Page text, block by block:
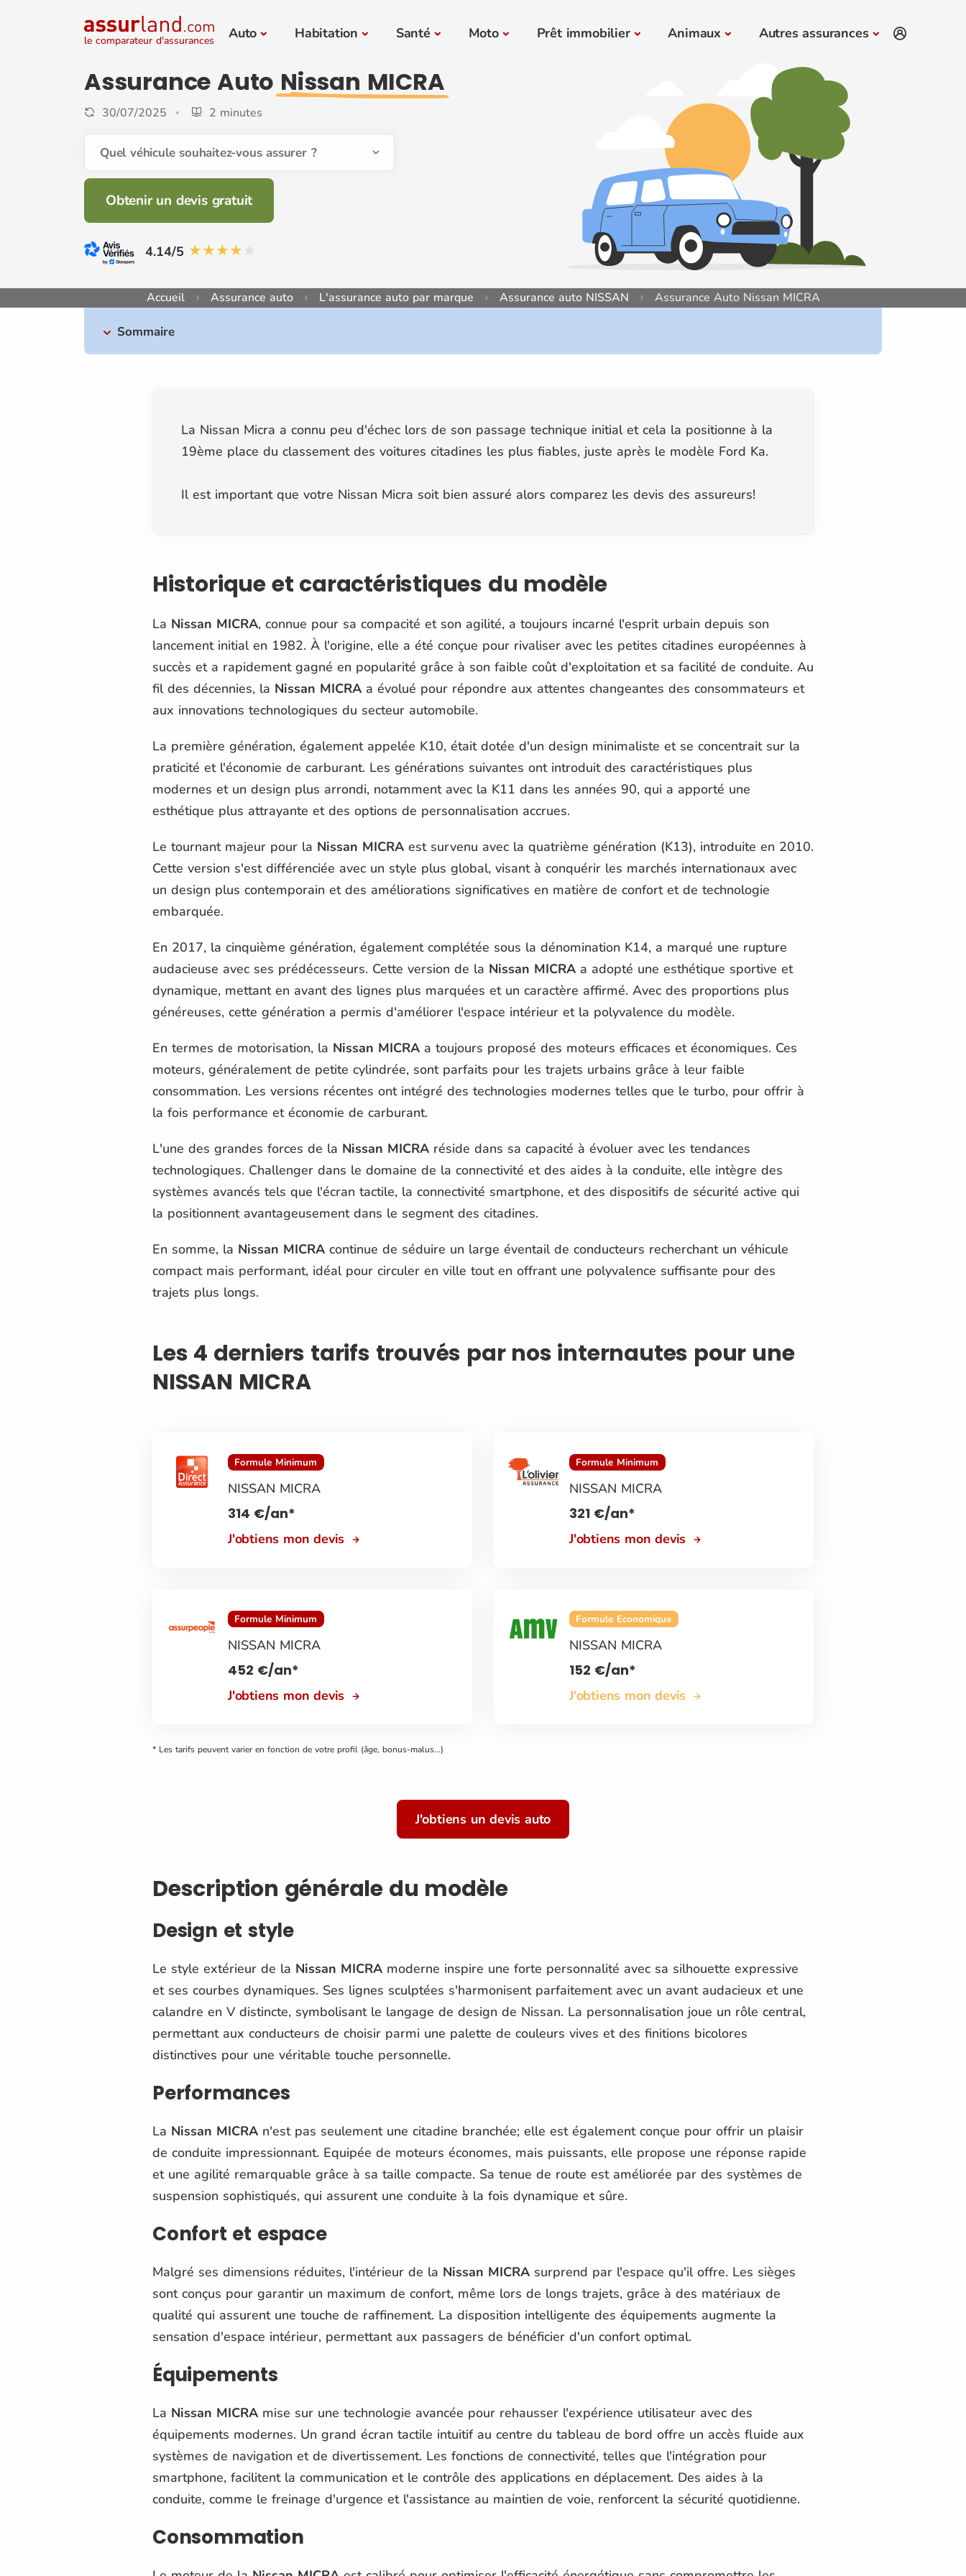
le comparateur d'assurances Auto Habitation Santé Moto Prêt immobilier Animaux Autres assurances
Assurance Auto Nissan MICRA
30/07/2025 2 minutes
Quel véhicule souhaitez-vous assurer ?
Obtenir un devis gratuit
4.14/5
Accueil Assurance auto L'assurance auto par marque Assurance auto NISSAN Assurance Auto Nissan MICRA
Sommaire
La Nissan Micra a connu peu d'échec lors de son passage technique initial et cela la positionne à la
19ème place du classement des voitures citadines les plus fiables, juste après le modèle Ford Ka.
Il est important que votre Nissan Micra soit bien assuré alors comparez les devis des assureurs!
Historique et caractéristiques du modèle
La Nissan MICRA, connue pour sa compacité et son agilité, a toujours incarné l'esprit urbain depuis son
lancement initial en 1982. À l'origine, elle a été conçue pour rivaliser avec les petites citadines européennes à
succès et a rapidement gagné en popularité grâce à son faible coût d'exploitation et sa facilité de conduite. Au
fil des décennies, la Nissan MICRA a évolué pour répondre aux attentes changeantes des consommateurs et
aux innovations technologiques du secteur automobile.
La première génération, également appelée K10, était dotée d'un design minimaliste et se concentrait sur la
praticité et l'économie de carburant. Les générations suivantes ont introduit des caractéristiques plus
modernes et un design plus arrondi, notamment avec la K11 dans les années 90, qui a apporté une
esthétique plus attrayante et des options de personnalisation accrues.
Le tournant majeur pour la Nissan MICRA est survenu avec la quatrième génération (K13), introduite en 2010.
Cette version s'est différenciée avec un style plus global, visant à conquérir les marchés internationaux avec
un design plus contemporain et des améliorations significatives en matière de confort et de technologie
embarquée.
En 2017, la cinquième génération, également complétée sous la dénomination K14, a marqué une rupture
audacieuse avec ses prédécesseurs. Cette version de la Nissan MICRA a adopté une esthétique sportive et
dynamique, mettant en avant des lignes plus marquées et un caractère affirmé. Avec des proportions plus
généreuses, cette génération a permis d'améliorer l'espace intérieur et la polyvalence du modèle.
En termes de motorisation, la Nissan MICRA a toujours proposé des moteurs efficaces et économiques. Ces
moteurs, généralement de petite cylindrée, sont parfaits pour les trajets urbains grâce à leur faible
consommation. Les versions récentes ont intégré des technologies modernes telles que le turbo, pour offrir à
la fois performance et économie de carburant.
L'une des grandes forces de la Nissan MICRA réside dans sa capacité à évoluer avec les tendances
technologiques. Challenger dans le domaine de la connectivité et des aides à la conduite, elle intègre des
systèmes avancés tels que l'écran tactile, la connectivité smartphone, et des dispositifs de sécurité active qui
la positionnent avantageusement dans le segment des citadines.
En somme, la Nissan MICRA continue de séduire un large éventail de conducteurs recherchant un véhicule
compact mais performant, idéal pour circuler en ville tout en offrant une polyvalence suffisante pour des
trajets plus longs.
Les 4 derniers tarifs trouvés par nos internautes pour une
NISSAN MICRA
Formule Minimum
NISSAN MICRA
314 €/an*
J'obtiens mon devis
Formule Minimum
NISSAN MICRA
321 €/an*
J'obtiens mon devis
Formule Minimum
NISSAN MICRA
452 €/an*
J'obtiens mon devis
Formule Economique
NISSAN MICRA
152 €/an*
J'obtiens mon devis
* Les tarifs peuvent varier en fonction de votre profil (âge, bonus-malus...)
J'obtiens un devis auto
Description générale du modèle
Design et style
Le style extérieur de la Nissan MICRA moderne inspire une forte personnalité avec sa silhouette expressive
et ses courbes dynamiques. Ses lignes sculptées s'harmonisent parfaitement avec un avant audacieux et une
calandre en V distincte, symbolisant le langage de design de Nissan. La personnalisation joue un rôle central,
permettant aux conducteurs de choisir parmi une palette de couleurs vives et des finitions bicolores
distinctives pour une véritable touche personnelle.
Performances
La Nissan MICRA n'est pas seulement une citadine branchée; elle est également conçue pour offrir un plaisir
de conduite impressionnant. Equipée de moteurs économes, mais puissants, elle propose une réponse rapide
et une agilité remarquable grâce à sa taille compacte. Sa tenue de route est améliorée par des systèmes de
suspension sophistiqués, qui assurent une conduite à la fois dynamique et sûre.
Confort et espace
Malgré ses dimensions réduites, l'intérieur de la Nissan MICRA surprend par l'espace qu'il offre. Les sièges
sont conçus pour garantir un maximum de confort, même lors de longs trajets, grâce à des matériaux de
qualité qui assurent une touche de raffinement. La disposition intelligente des équipements augmente la
sensation d'espace intérieur, permettant aux passagers de bénéficier d'un confort optimal.
Équipements
La Nissan MICRA mise sur une technologie avancée pour rehausser l'expérience utilisateur avec des
équipements modernes. Un grand écran tactile intuitif au centre du tableau de bord offre un accès fluide aux
systèmes de navigation et de divertissement. Les fonctions de connectivité, telles que l'intégration pour
smartphone, facilitent la communication et le contrôle des applications en déplacement. Des aides à la
conduite, comme le freinage d'urgence et l'assistance au maintien de voie, renforcent la sécurité quotidienne.
Consommation